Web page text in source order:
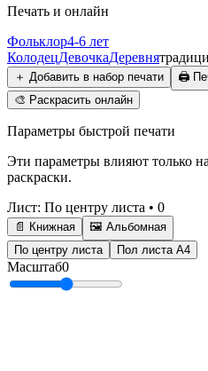
Печать и онлайн
Фольклор4-6 лет
КолодецДевочкаДеревня
＋ Добавить в набор печати 🖨️
🎨 Раскрасить онлайн
Параметры быстрой печати
Эти параметры влияют только
раскраски.
Лист: По центру листа • 0
📄 Книжная
🖼️ Альбомная
По центру листа
Пол листа А4
Масштаб0